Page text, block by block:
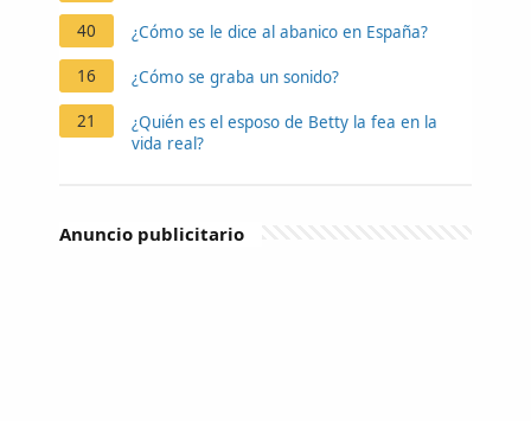
40 ¿Cómo se le dice al abanico en España?
16 ¿Cómo se graba un sonido?
21
¿Quién es el esposo de Betty la fea en la
vida real?
Anuncio publicitario